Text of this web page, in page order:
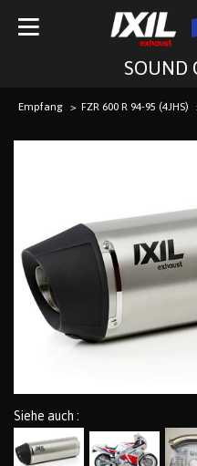
SOUND
Empfang FZR 600 R 94-95 (4JHS)
Siehe auch :